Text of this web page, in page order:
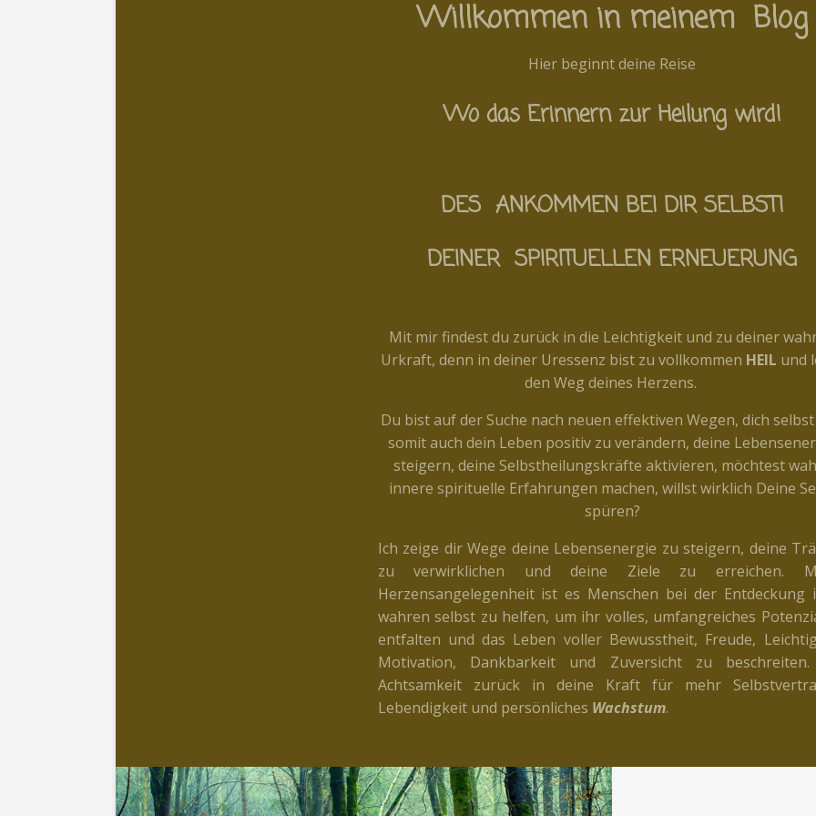
Willkommen in meinem Blog
Hier beginnt deine Reise
Wo das Erinnern zur Heilung wird!
DES ANKOMMEN BEI DIR SELBST!
DEINER SPIRITUELLEN ERNEUERUNG
Mit mir findest du zurück in die Leichtigkeit und zu deiner
Urkraft, denn in deiner Uressenz bist zu vollkommen HEIL und
den Weg deines Herzens.
Du bist auf der Suche nach neuen effektiven Wegen, dich
somit auch dein Leben positiv zu verändern, deine
steigern, deine Selbstheilungskräfte aktivieren, möchtest
innere spirituelle Erfahrungen machen, willst wirklich Deine
spüren?
Ich zeige dir Wege deine Lebensenergie zu steigern, deine
zu verwirklichen und deine Ziele zu erreichen.
Herzensangelegenheit ist es Menschen bei der Entdeckung
wahren selbst zu helfen, um ihr volles, umfangreiches
entfalten und das Leben voller Bewusstheit, Freude,
Motivation, Dankbarkeit und Zuversicht zu beschreiten.
Achtsamkeit zurück in deine Kraft für mehr
Lebendigkeit und persönliches Wachstum.